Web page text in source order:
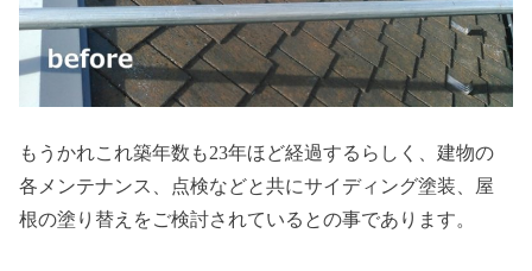
もうかれこれ築年数も23年ほど経過するらしく、建物の
各メンテナンス、点検などと共にサイディング塗装、屋
根の塗り替えをご検討されているとの事であります。